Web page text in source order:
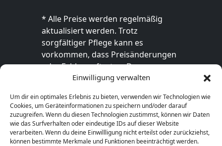
Einwilligung verwalten
Um dir ein optimales Erlebnis zu bieten, verwenden wir Technologien wie
Cookies, um Geräteinformationen zu speichern und/oder darauf
zuzugreifen. Wenn du diesen Technologien zustimmst, können wir Daten
wie das Surfverhalten oder eindeutige IDs auf dieser Website
verarbeiten. Wenn du deine Einwillligung nicht erteilst oder zurückziehst,
können bestimmte Merkmale und Funktionen beeinträchtigt werden.
* Alle Preise werden regelmäßig
aktualisiert werden. Trotz
sorgfältiger Pflege kann es
vorkommen, dass Preisänderungen
oder Fehler auftreten. Der
endgültige Preis sowie die
ausschließlich im jeweiligen Online-
Shop des Anbieters verbindlich. Bitte
überprüfe den Preis vor dem Kauf
direkt beim Händler.